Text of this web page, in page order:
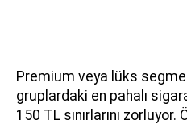
Premium veya lüks
gruplardaki en pahalı
150 TL sınırlarını zorluyor.